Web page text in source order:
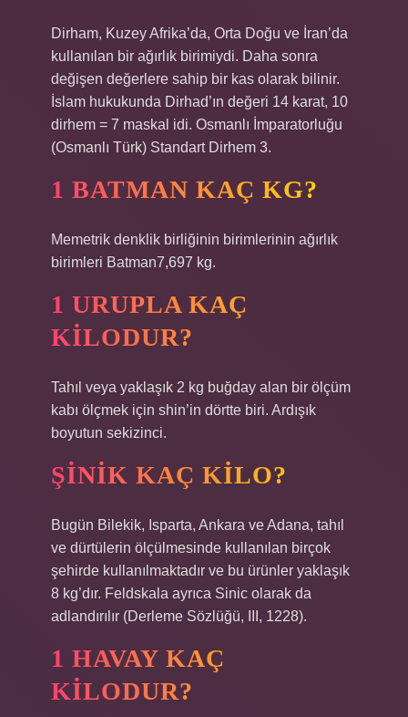
Dirham, Kuzey Afrika’da, Orta Doğu ve İran’da
kullanılan bir ağırlık birimiydi. Daha sonra
değişen değerlere sahip bir kas olarak bilinir.
İslam hukukunda Dirhad’ın değeri 14 karat, 10
dirhem = 7 maskal idi. Osmanlı İmparatorluğu
(Osmanlı Türk) Standart Dirhem 3.
1 BATMAN KAÇ KG?
Memetrik denklik birliğinin birimlerinin ağırlık
birimleri Batman7,697 kg.
1 URUPLA KAÇ
KILODUR?
Tahıl veya yaklaşık 2 kg buğday alan bir ölçüm
kabı ölçmek için shin’in dörtte biri. Ardışık
boyutun sekizinci.
ŞINIK KAÇ KILO?
Bugün Bilekik, Isparta, Ankara ve Adana, tahıl
ve dürtülerin ölçülmesinde kullanılan birçok
şehirde kullanılmaktadır ve bu ürünler yaklaşık
8 kg’dır. Feldskala ayrıca Sinic olarak da
adlandırılır (Derleme Sözlüğü, III, 1228).
1 HAVAY KAÇ
KILODUR?